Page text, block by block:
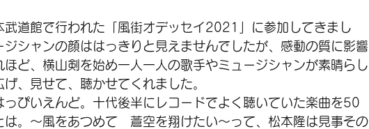
道館で行われた「風街オデッセイ2021」に参加してきまし
シャンの顔ははっきりと見えませんでしたが、感動の質に影響
ほど、横山剣を始め一人一人の歌手やミュージシャンが素晴らし
、見せて、聴かせてくれました。
ぴいえんど。十代後半にレコードでよく聴いていた楽曲を50
。～風をあつめて　蒼空を翔けたい～って、松本隆は見事その